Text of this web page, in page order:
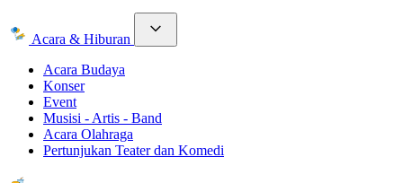
Acara & Hiburan
Acara Budaya
Konser
Event
Musisi - Artis - Band
Acara Olahraga
Pertunjukan Teater dan Komedi